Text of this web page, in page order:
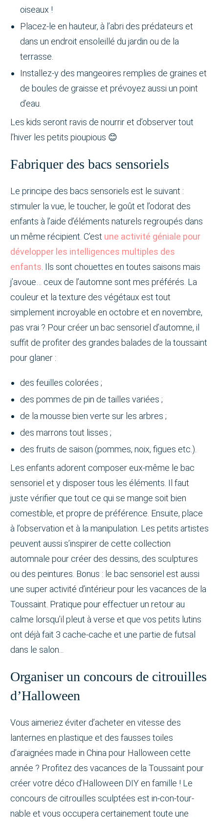
oiseaux !
Placez-le en hauteur, à l’abri des prédateurs et
dans un endroit ensoleillé du jardin ou de la
terrasse.
Installez-y des mangeoires remplies de graines et
de boules de graisse et prévoyez aussi un point
d’eau.
Les kids seront ravis de nourrir et d’observer tout
l’hiver les petits pioupious 😊
Fabriquer des bacs sensoriels
Le principe des bacs sensoriels est le suivant :
stimuler la vue, le toucher, le goût et l’odorat des
enfants à l’aide d’éléments naturels regroupés dans
un même récipient. C’est une activité géniale pour
développer les intelligences multiples des
enfants . Ils sont chouettes en toutes saisons mais
j’avoue… ceux de l’automne sont mes préférés. La
couleur et la texture des végétaux est tout
simplement incroyable en octobre et en novembre,
pas vrai ? Pour créer un bac sensoriel d’automne, il
suffit de profiter des grandes balades de la toussaint
pour glaner :
des feuilles colorées ;
des pommes de pin de tailles variées ;
de la mousse bien verte sur les arbres ;
des marrons tout lisses ;
des fruits de saison (pommes, noix, figues etc.).
Les enfants adorent composer eux-même le bac
sensoriel et y disposer tous les éléments. Il faut
juste vérifier que tout ce qui se mange soit bien
comestible, et propre de préférence. Ensuite, place
à l’observation et à la manipulation. Les petits artistes
peuvent aussi s’inspirer de cette collection
automnale pour créer des dessins, des sculptures
ou des peintures. Bonus : le bac sensoriel est aussi
une super activité d’intérieur pour les vacances de la
Toussaint. Pratique pour effectuer un retour au
calme lorsqu’il pleut à verse et que vos petits lutins
ont déjà fait 3 cache-cache et une partie de futsal
dans le salon...
Organiser un concours de citrouilles
d’Halloween
Vous aimeriez éviter d’acheter en vitesse des
lanternes en plastique et des fausses toiles
d’araignées made in China pour Halloween cette
année ? Profitez des vacances de la Toussaint pour
créer votre déco d’Halloween DIY en famille ! Le
concours de citrouilles sculptées est in-con-tour-
nable et vous occupera certainement toute une